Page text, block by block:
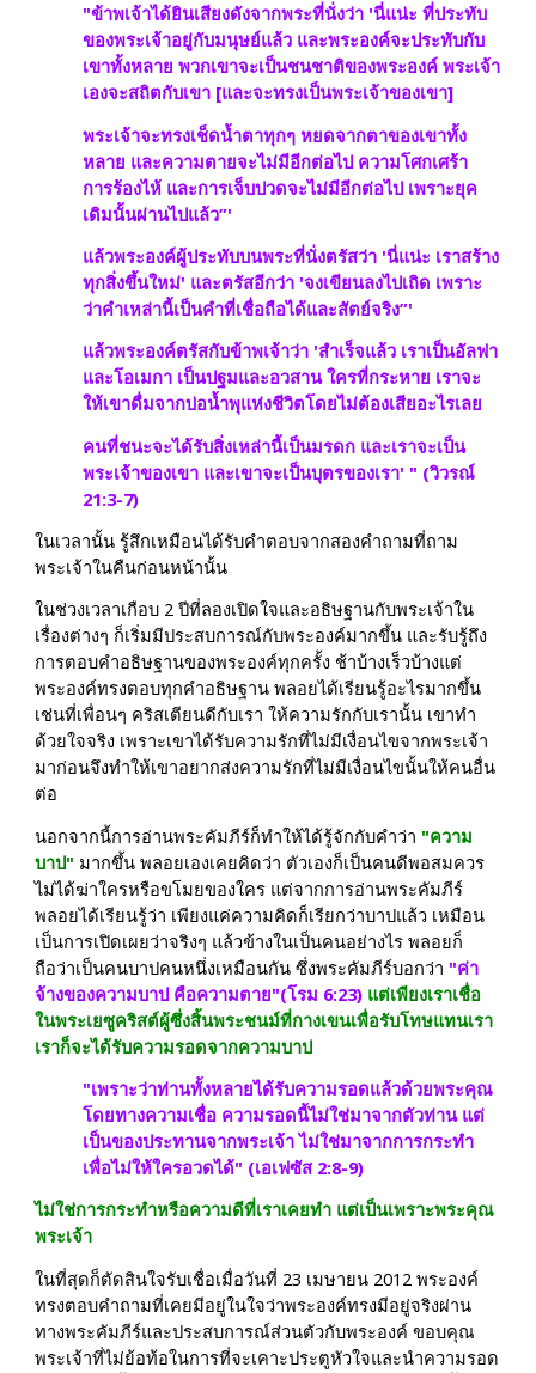
"ข้าพเจ้า​ได้ยิน​เสียงดัง​จาก​พระที่นั่ง​ว่า 'นี่แน่ะ ที่ประทับ​
ของ​พระเจ้า​อยู่​กับ​มนุษย์​แล้ว และ​พระองค์​จะ​ประทับ​กับ​
เขาทั้งหลาย พวกเขา​จะ​เป็น​ชนชาติ​ของ​พระองค์ พระเจ้า​
เอง​จะ​สถิต​กับ​เขา [และ​จะ​ทรง​เป็น​พระเจ้า​ของ​เขา]
พระเจ้า​จะ​ทรง​เช็ด​น้ำตา​ทุกๆ หยด​จาก​ตา​ของ​เขาทั้ง
หลาย และ​ความ​ตาย​จะ​ไม่มี​อีกต่อไป ความ​โศกเศร้า
การ​ร้องไห้ และ​การ​เจ็บปวด​จะ​ไม่มี​อีกต่อไป เพราะ​ยุค​
เดิม​นั้น​ผ่าน​ไป​แล้ว”'
แล้ว​พระองค์​ผู้​ประทับ​บน​พระที่นั่ง​ตรัส​ว่า 'นี่แน่ะ เรา​สร้าง​
ทุกสิ่ง​ขึ้น​ใหม่' และ​ตรัส​อีก​ว่า 'จง​เขียน​ลงไป​เถิด เพราะ
ว่า​คำ​เหล่านี้​เป็น​คำ​ที่​เชื่อถือ​ได้​และ​สัตย์จริง”'
แล้ว​พระองค์​ตรัส​กับ​ข้าพเจ้า​ว่า 'สำเร็จ​แล้ว เรา​เป็น​อัลฟา​
และ​โอ‌เมกา เป็น​ปฐม​และ​อวสาน ใคร​ที่​กระหาย เรา​จะ​
ให้​เขา​ดื่ม​จาก​บ่อน้ำพุ​แห่ง​ชีวิต​โดย​ไม่​ต้อง​เสีย​อะไร​เลย
คน​ที่​ชนะ​จะ​ได้​รับ​สิ่งเหล่านี้​เป็น​มรดก และ​เรา​จะ​เป็น​
พระเจ้า​ของ​เขา และ​เขา​จะ​เป็น​บุตร​ของ​เรา' " (วิวรณ์
21:3-7)
ในเวลานั้น รู้สึกเหมือนได้รับคำตอบจากสองคำถามที่ถาม
พระเจ้าในคืนก่อนหน้านั้น
ในช่วงเวลาเกือบ 2 ปีที่ลองเปิดใจและอธิษฐานกับพระเจ้าใน
เรื่องต่างๆ ก็เริ่มมีประสบการณ์กับพระองค์มากขึ้น และรับรู้ถึง
การตอบคำอธิษฐานของพระองค์ทุกครั้ง ช้าบ้างเร็วบ้างแต่
พระองค์ทรงตอบทุกคำอธิษฐาน พลอยได้เรียนรู้อะไรมากขึ้น
เช่นที่เพื่อนๆ คริสเตียนดีกับเรา ให้ความรักกับเรานั้น เขาทำ
ด้วยใจจริง เพราะเขาได้รับความรักที่ไม่มีเงื่อนไขจากพระเจ้า
มาก่อนจึงทำให้เขาอยากส่งความรักที่ไม่มีเงื่อนไขนั้นให้คนอื่น
ต่อ
นอกจากนี้การอ่านพระคัมภีร์ก็ทําให้ได้รู้จักกับคําว่า "ความ
บาป" มากขึ้น พลอยเองเคยคิดว่า ตัวเองก็เป็นคนดีพอสมควร
ไม่ได้ฆ่าใครหรือขโมยของใคร แต่จากการอ่านพระคัมภีร์
พลอยได้เรียนรู้ว่า เพียงแค่ความคิดก็เรียกว่าบาปแล้ว เหมือน
เป็นการเปิดเผยว่าจริงๆ แล้วข้างในเป็นคนอย่างไร พลอยก็
ถือว่าเป็นคนบาปคนหนึ่งเหมือนกัน ซึ่งพระคัมภีร์บอกว่า "ค่า
จ้างของความบาป คือความตาย"(โรม 6:23) แต่เพียงเราเชื่อ
ในพระเยซูคริสต์ผู้ซึ่งสิ้นพระชนม์ที่กางเขนเพื่อรับโทษแทนเรา
เราก็จะได้รับความรอดจากความบาป
"เพราะว่าท่านทั้งหลายได้รับความรอดแล้วด้วยพระคุณ
โดยทางความเชื่อ ความรอดนี้ไม่ใช่มาจากตัวท่าน แต่
เป็นของประทานจากพระเจ้า ไม่ใช่มาจากการกระทํา
เพื่อไม่ให้ใครอวดได้" (เอเฟซัส 2:8-9)
ไม่ใช่การกระทำหรือความดีที่เราเคยทำ แต่เป็นเพราะพระคุณ
พระเจ้า
ในที่สุดก็ตัดสินใจรับเชื่อเมื่อวันที่ 23 เมษายน 2012 พระองค์
ทรงตอบคำถามที่เคยมีอยู่ในใจว่าพระองค์ทรงมีอยู่จริงผ่าน
ทางพระคัมภีร์และประสบการณ์ส่วนตัวกับพระองค์ ขอบคุณ
พระเจ้าที่ไม่ย้อท้อในการที่จะเคาะประตูหัวใจและนำความรอด